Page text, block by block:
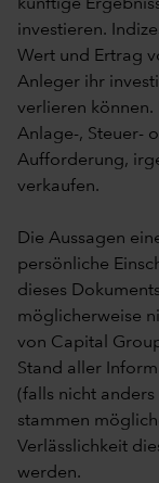
künftige
investieren.
Wert und Ertrag
Anleger ihr
verlieren
Anlage-, Steuer-
Aufforderung,
verkaufen.
Die Aussagen
persönliche
dieses
möglicherweise
von Capital
Stand aller
(falls nicht
stammen
Verlässlichkeit
werden.